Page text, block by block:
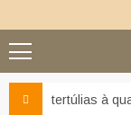
Ciência e